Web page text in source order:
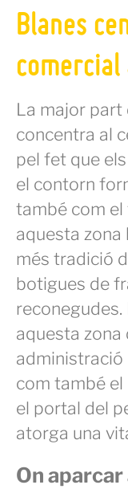
Blanes
La major part
concentra al
pel fet que
el contorn
també com el
aquesta zona
més tradició
botigues de
aquesta zona
com també
el portal del
atorga una
On aparcar